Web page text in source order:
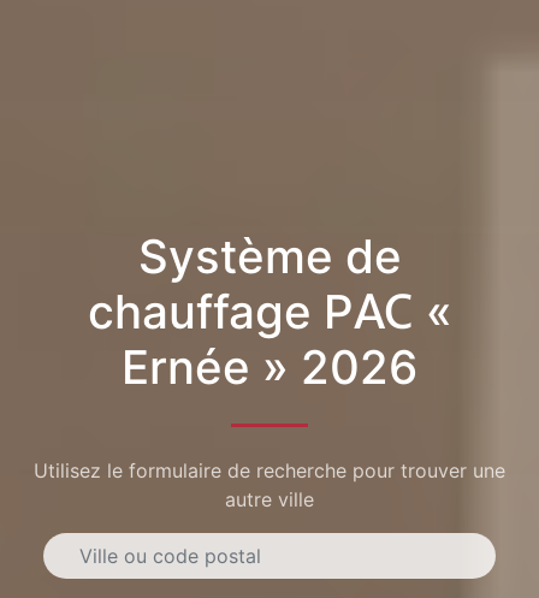
Système de
chauffage PAC «
Ernée » 2026
Utilisez le formulaire de recherche pour trouver une
autre ville